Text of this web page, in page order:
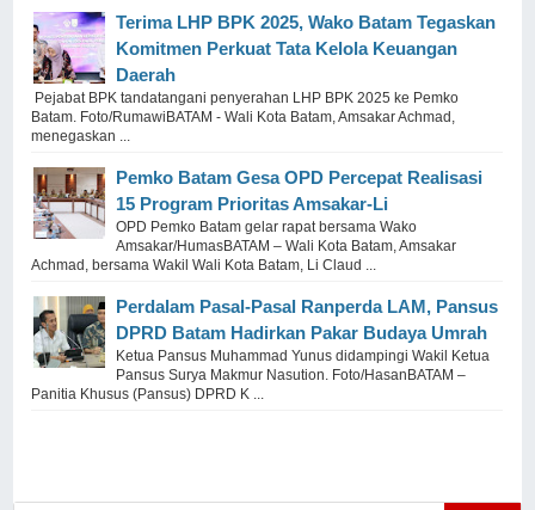
Terima LHP BPK 2025, Wako Batam Tegaskan
Komitmen Perkuat Tata Kelola Keuangan
Daerah
Pejabat BPK tandatangani penyerahan LHP BPK 2025 ke Pemko
Batam. Foto/RumawiBATAM - Wali Kota Batam, Amsakar Achmad,
menegaskan ...
Pemko Batam Gesa OPD Percepat Realisasi
15 Program Prioritas Amsakar-Li
OPD Pemko Batam gelar rapat bersama Wako
Amsakar/HumasBATAM – Wali Kota Batam, Amsakar
Achmad, bersama Wakil Wali Kota Batam, Li Claud ...
Perdalam Pasal-Pasal Ranperda LAM, Pansus
DPRD Batam Hadirkan Pakar Budaya Umrah
Ketua Pansus Muhammad Yunus didampingi Wakil Ketua
Pansus Surya Makmur Nasution. Foto/HasanBATAM –
Panitia Khusus (Pansus) DPRD K ...